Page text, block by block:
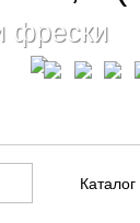
фрески
Каталог